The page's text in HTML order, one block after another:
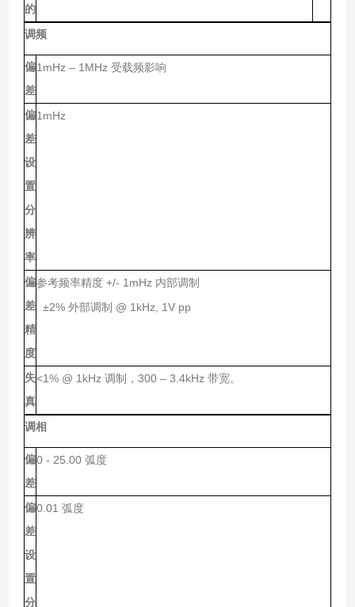
的
调频
偏
差
1mHz – 1MHz 受载频影响
偏
差
设
置
分
辨
率
1mHz
偏
差
精
度
参考频率精度+/- 1mHz 内部调制
±2% 外部调制 @ 1kHz, 1V pp
失
真
<1% @ 1kHz 调制， 300 – 3.4kHz 带宽。
调相
偏
差
0 - 25.00 弧度
偏
差
设
置
分
0.01 弧度